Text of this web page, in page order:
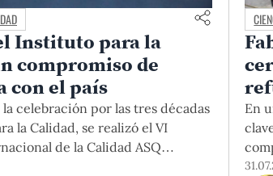
Instituto para la
compromiso de
con el país
celebración por las tres décadas
la Calidad, se realizó el VI
de la Calidad ASQ
El encuentro reunió a
En
de